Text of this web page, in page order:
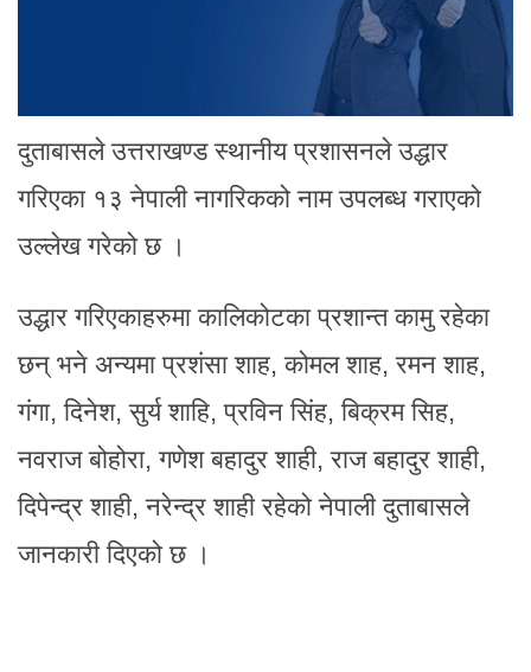
दुताबासले उत्तराखण्ड स्थानीय प्रशासनले उद्धार
गरिएका १३ नेपाली नागरिकको नाम उपलब्ध गराएको
उल्लेख गरेको छ ।
उद्धार गरिएकाहरुमा कालिकोटका प्रशान्त कामु रहेका
छन् भने अन्यमा प्रशंसा शाह, कोमल शाह, रमन शाह,
गंगा, दिनेश, सुर्य शाहि, प्रविन सिंह, बिक्रम सिह,
नवराज बोहोरा, गणेश बहादुर शाही, राज बहादुर शाही,
दिपेन्द्र शाही, नरेन्द्र शाही रहेको नेपाली दुताबासले
जानकारी दिएको छ ।